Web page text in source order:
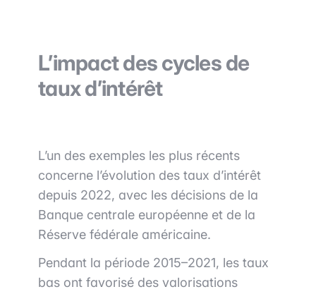
L’impact des cycles de
taux d’intérêt
L’un des exemples les plus récents
concerne l’évolution des taux d’intérêt
depuis 2022, avec les décisions de la
Banque centrale européenne et de la
Réserve fédérale américaine.
Pendant la période 2015–2021, les taux
bas ont favorisé des valorisations